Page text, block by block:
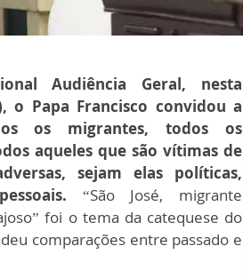
Audiência Geral, nesta
o Papa Francisco convidou a
os migrantes, todos os
aqueles que são vítimas de
sejam elas políticas,
“São José, migrante
foi o tema da catequese do
comparações entre passado e